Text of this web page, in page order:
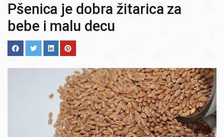
Pšenica je dobra žitarica za
bebe i malu decu